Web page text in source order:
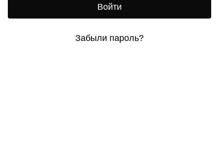
Войти
Забыли пароль?